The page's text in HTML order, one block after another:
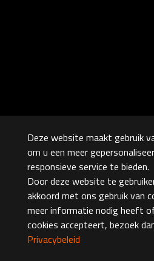
Deze website maakt gebruik
om u een meer
responsieve service te bieden.
Door deze website te
akkoord met ons gebruik van
meer informatie nodig heeft
cookies accepteert, bezoek
Privacybeleid